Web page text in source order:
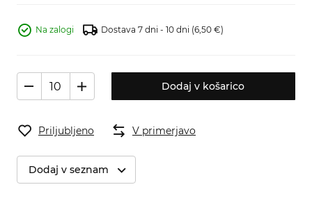
Na zalogi Dostava 7 dni - 10 dni (6,50 €)
Dodaj v košarico
Priljubljeno V primerjavo
Dodaj v seznam